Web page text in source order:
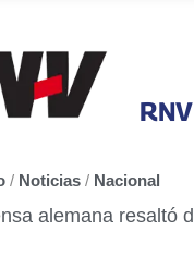
RNV
/ Noticias / Nacional